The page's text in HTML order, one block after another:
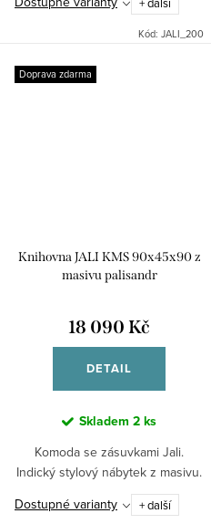
Kód: JALI_200
Doprava zdarma
Knihovna JALI KMS 90x45x90 z
masivu palisandr
18 090 Kč
DETAIL
Skladem 2 ks
Komoda se zásuvkami Jali.
Indický stylový nábytek z masivu.
Dostupné varianty
+ další